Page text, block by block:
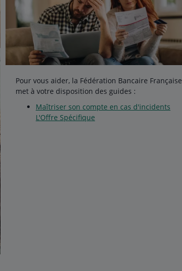
Pour vous aider, la Fédération Bancaire Française
met à votre disposition des guides :
Maîtriser son compte en cas d'incidents
L'Offre Spécifique